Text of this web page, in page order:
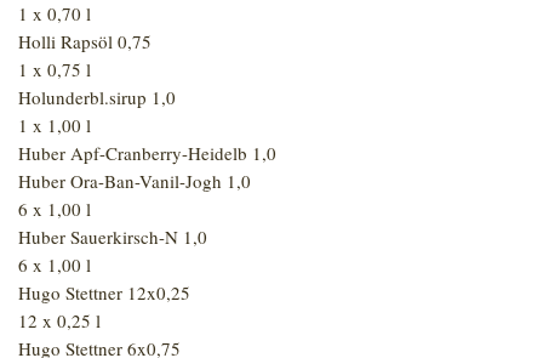
1 x 0,70 l
Holli Rapsöl 0,75
1 x 0,75 l
Holunderbl.sirup 1,0
1 x 1,00 l
Huber Apf-Cranberry-Heidelb 1,0
Huber Ora-Ban-Vanil-Jogh 1,0
6 x 1,00 l
Huber Sauerkirsch-N 1,0
6 x 1,00 l
Hugo Stettner 12x0,25
12 x 0,25 l
Hugo Stettner 6x0,75